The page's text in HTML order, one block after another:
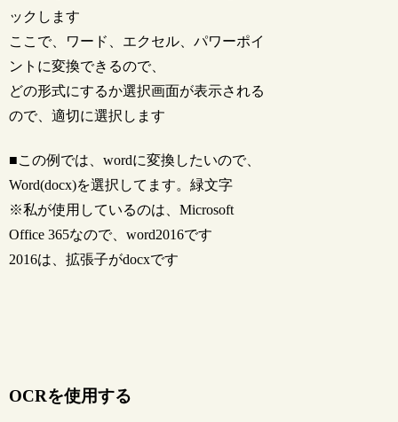
ックします
ここで、ワード、エクセル、パワーポイ
ントに変換できるので、
どの形式にするか選択画面が表示される
ので、適切に選択します
■この例では、wordに変換したいので、
Word(docx)を選択してます。緑文字
※私が使用しているのは、Microsoft
Office 365なので、word2016です
2016は、拡張子がdocxです
OCRを使用する